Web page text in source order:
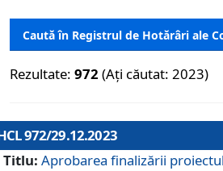
Caută în Registrul de Hotărâri ale
Rezultate: 972 (Ați căutat: 2023)
972/29.12.2023
Titlu: Aprobarea finalizării